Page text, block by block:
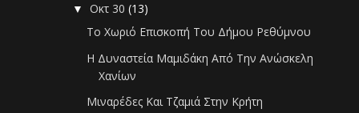
▼Οκτ 30(13)
Το Χωριό Επισκοπή Του Δήμου Ρεθύμνου
Η Δυναστεία Μαμιδάκη Από Την Ανώσκελη
Χανίων
Μιναρέδες Και Τζαμιά Στην Κρήτη